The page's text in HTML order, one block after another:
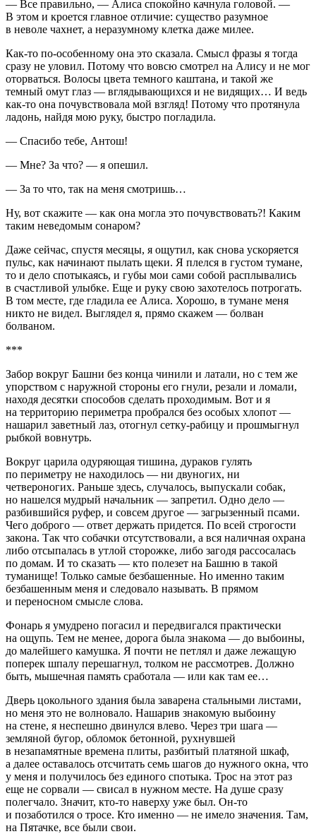
— Все правильно, — Алиса спокойно качнула головой. —
В этом и кроется главное отличие: существо разумное
в неволе чахнет, а неразумному клетка даже милее.
Как-то по-особенному она это сказала. Смысл фразы я тогда
сразу не уловил. Потому что вовсю смотрел на Алису и не мог
оторваться. Волосы цвета темного каштана, и такой же
темный омут глаз — вглядывающихся и не видящих… И ведь
как-то она почувствовала мой взгляд! Потому что протянула
ладонь, найдя мою руку, быстро погладила.
— Спасибо тебе, Антош!
— Мне? За что? — я опешил.
— За то что, так на меня смотришь…
Ну, вот скажите — как она могла это почувствовать?! Каким
таким неведомым сонаром?
Даже сейчас, спустя месяцы, я ощутил, как снова ускоряется
пульс, как начинают пылать щеки. Я плелся в густом тумане,
то и дело спотыкаясь, и губы мои сами собой расплывались
в счастливой улыбке. Еще и руку свою захотелось потрогать.
В том месте, где гладила ее Алиса. Хорошо, в тумане меня
никто не видел. Выглядел я, прямо скажем — болван
болваном.
***
Забор вокруг Башни без конца чинили и латали, но с тем же
упорством с наружной стороны его гнули, резали и ломали,
находя десятки способов сделать проходимым. Вот и я
на территорию периметра пробрался без особых хлопот —
нашарил заветный лаз, отогнул сетку-рабицу и прошмыгнул
рыбкой вовнутрь.
Вокруг царила одуряющая тишина, дураков гулять
по периметру не находилось — ни двуногих, ни
четвероногих. Раньше здесь, случалось, выпускали собак,
но нашелся мудрый начальник — запретил. Одно дело —
разбившийся руфер, и совсем другое — загрызенный псами.
Чего доброго — ответ держать придется. По всей строгости
закона. Так что собачки отсутствовали, а вся наличная охрана
либо отсыпалась в утлой сторожке, либо загодя рассосалась
по домам. И то сказать — кто полезет на Башню в такой
туманище! Только самые безбашенные. Но именно таким
безбашенным меня и следовало называть. В прямом
и переносном смысле слова.
Фонарь я умудрено погасил и передвигался практически
на ощупь. Тем не менее, дорога была знакома — до выбоины,
до малейшего камушка. Я почти не петлял и даже лежащую
поперек шпалу перешагнул, толком не рассмотрев. Должно
быть, мышечная память сработала — или как там ее…
Дверь цокольного здания была заварена стальными листами,
но меня это не волновало. Нашарив знакомую выбоину
на стене, я неспешно двинулся влево. Через три шага —
земляной бугор, обломок бетонной, рухнувшей
в незапамятные времена плиты, разбитый платяной шкаф,
а далее оставалось отсчитать семь шагов до нужного окна, что
у меня и получилось без единого спотыка. Трос на этот раз
еще не сорвали — свисал в нужном месте. На душе сразу
полегчало. Значит, кто-то наверху уже был. Он-то
и позаботился о тросе. Кто именно — не имело значения. Там,
на Пятачке, все были свои.